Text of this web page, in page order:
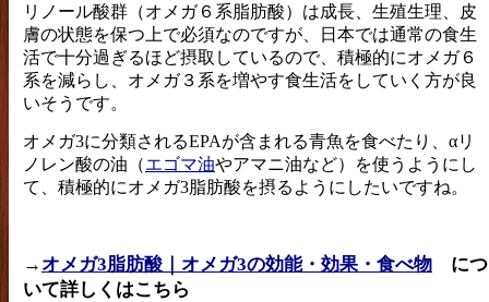
リノール酸群（オメガ６系脂肪酸）は成長、生殖生理、皮
膚の状態を保つ上で必須なのですが、日本では通常の食生
活で十分過ぎるほど摂取しているので、積極的にオメガ６
系を減らし、オメガ３系を増やす食生活をしていく方が良
いそうです。
オメガ3に分類されるEPAが含まれる青魚を食べたり、αリ
ノレン酸の油（エゴマ油やアマニ油など）を使うようにし
て、積極的にオメガ3脂肪酸を摂るようにしたいですね。
→ オメガ3脂肪酸｜オメガ3の効能・効果・食べ物 につ
いて詳しくはこちら